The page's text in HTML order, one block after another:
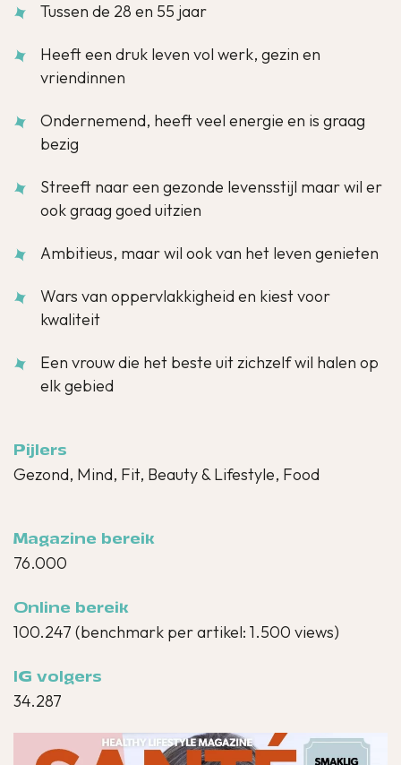
Tussen de 28 en 55 jaar
Heeft een druk leven vol werk, gezin en
vriendinnen
Ondernemend, heeft veel energie en is graag
bezig
Streeft naar een gezonde levensstijl maar wil er
ook graag goed uitzien
Ambitieus, maar wil ook van het leven genieten
Wars van oppervlakkigheid en kiest voor
kwaliteit
Een vrouw die het beste uit zichzelf wil halen op
elk gebied
Pijlers
Gezond, Mind, Fit, Beauty & Lifestyle, Food
Magazine bereik
76.000
Online bereik
100.247 (benchmark per artikel: 1.500 views)
IG volgers
34.287